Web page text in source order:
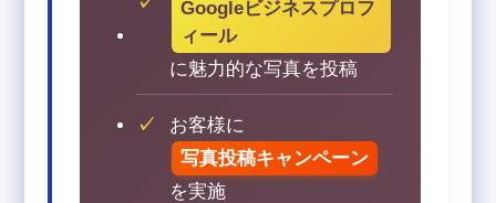
Googleビジネスプロフ
ィール
に魅力的な写真を投稿
お客様に
写真投稿キャンペーン
を実施